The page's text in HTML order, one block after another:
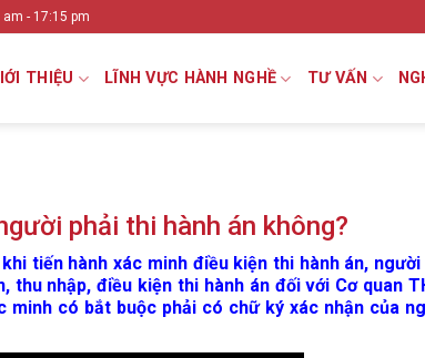
- 17:15 pm
THIỆU LĨNH VỰC HÀNH NGHỀ TƯ VẤN
phải thi hành án không?
tiến hành xác minh điều kiện thi hành án,
nhập, điều kiện thi hành án đối với Cơ quan
có bắt buộc phải có chữ ký xác nhận của